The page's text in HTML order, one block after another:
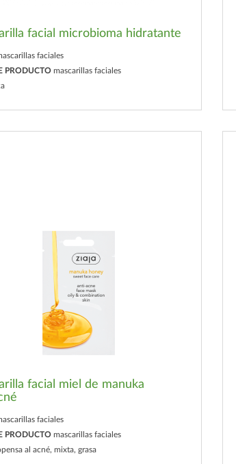
facial microbioma hidratante
faciales
PRODUCTO mascarillas faciales
facial miel de manuka
faciales
PRODUCTO mascarillas faciales
al acné, mixta, grasa